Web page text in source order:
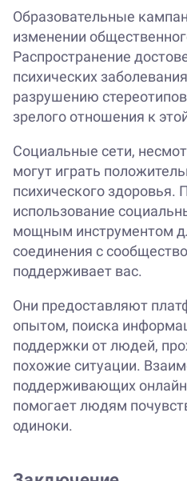
Образовательные
изменении
Распространение
психических
разрушению
зрелого отношения к
Социальные сети,
могут играть
психического здоровья.
использование
мощным инструментом
соединения с
поддерживает вас.
Они предоставляют
опытом, поиска
поддержки от людей,
похожие ситуации.
поддерживающих
помогает людям
одиноки.